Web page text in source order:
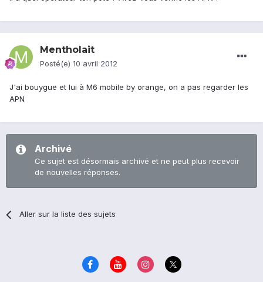
Mentholait
Posté(e) 10 avril 2012
J'ai bouygue et lui à M6 mobile by orange, on a pas regarder les
APN
Archivé
Ce sujet est désormais archivé et ne peut plus recevoir
de nouvelles réponses.
Aller sur la liste des sujets